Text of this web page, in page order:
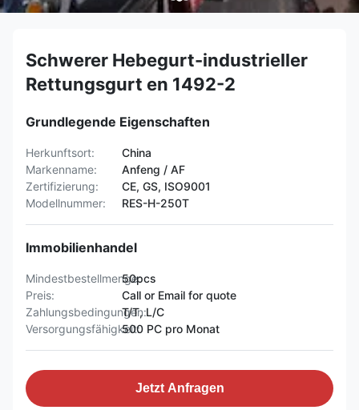
Schwerer Hebegurt-industrieller
Rettungsgurt en 1492-2
Grundlegende Eigenschaften
Herkunftsort:
China
Markenname:
Anfeng / AF
Zertifizierung:
CE, GS, ISO9001
Modellnummer:
RES-H-250T
Immobilienhandel
Mindestbestellmenge:
50pcs
Preis:
Call or Email for quote
Zahlungsbedingungen:
T/T, L/C
Versorgungsfähigkeit:500 PC pro Monat
Jetzt Anfragen